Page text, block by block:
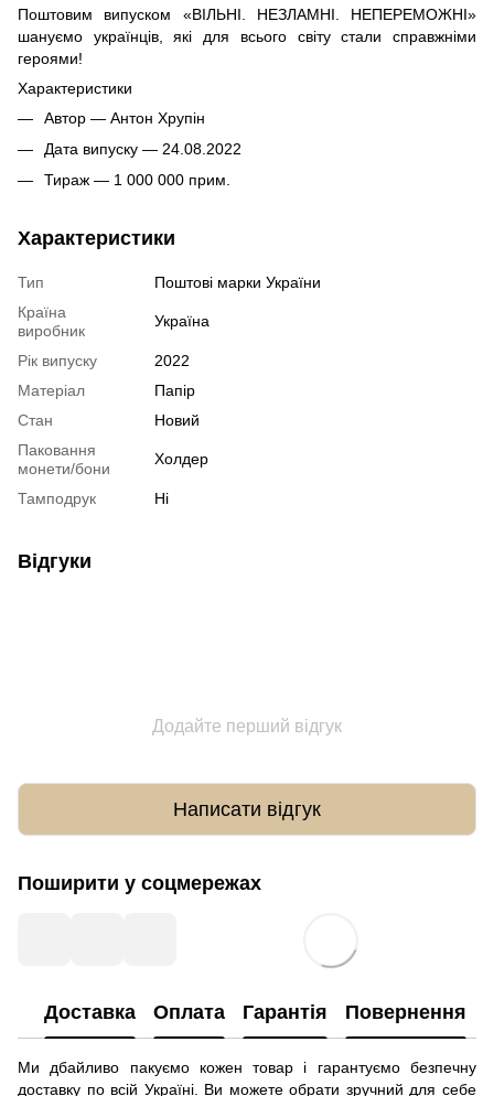
Поштовим випуском «ВІЛЬНІ. НЕЗЛАМНІ. НЕПЕРЕМОЖНІ»
шануємо українців, які для всього світу стали справжніми
героями!
Характеристики
Автор — Антон Хрупін
Дата випуску — 24.08.2022
Тираж — 1 000 000 прим.
Характеристики
Тип
Поштові марки України
Країна
виробник
Україна
Рік випуску
2022
Матеріал
Папір
Стан
Новий
Паковання
монети/бони
Холдер
Тамподрук Ні
Відгуки
Додайте перший відгук
Написати відгук
Поширити у соцмережах
Доставка Оплата Гарантія Повернення
Ми дбайливо пакуємо кожен товар і гарантуємо безпечну
доставку по всій Україні. Ви можете обрати зручний для себе